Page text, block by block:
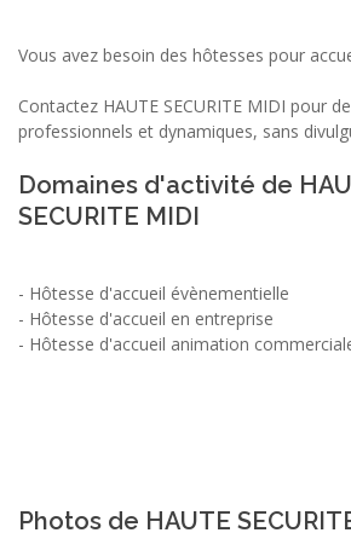
Vous avez besoin des hôtesses pour
Contactez HAUTE SECURITE MIDI pour
professionnels et dynamiques, sans
Domaines d'activité de
SECURITE MIDI
- Hôtesse d'accueil évènementielle
- Hôtesse d'accueil en entreprise
- Hôtesse d'accueil animation
Photos de HAUTE